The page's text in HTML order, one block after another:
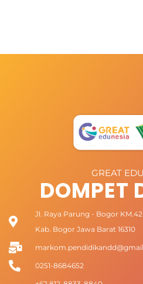
GREAT
DOMPET
Jl. Raya Parung - Bogor
Kab. Bogor Jawa Barat 16310
0251-8684652